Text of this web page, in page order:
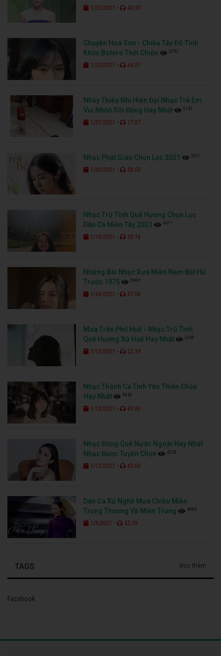
1/23/2021 - 40:00
Chuyện Hoa Sim - Chiều Tây Đô Tình
Khúc Bolero Thời Chiến
3792
1/23/2021 - 44:07
Nhảy Thiếu Nhi Hiện Đại Nhạc Trẻ Em
Vui Nhộn Sôi Động Hay Nhất
5147
1/21/2021 - 17:07
Nhạc Phật Giáo Chọn Lọc 2021 3951
1/20/2021 - 50:03
Nhạc Trữ Tình Quê Hương Chọn Lọc
Dân Ca Miền Tây 2021
4411
1/18/2021 - 50:16
Những Bài Nhạc Xưa Miền Nam Bất Hủ
Trước 1975
3984
1/16/2021 - 57:08
Mưa Trên Phố Huế - Nhạc Trữ Tình
Quê Hương Xứ Huế Hay Nhất
3298
1/15/2021 - 52:39
Nhạc Thánh Ca Tình Yêu Thiên Chúa
Hay Nhất
3840
1/13/2021 - 40:00
Nhạc Đồng Quê Nước Ngoài Hay Nhất
Nhạc Được Tuyển Chọn
4238
1/12/2021 - 43:00
Dân Ca Xứ Nghệ Mưa Chiều Miền
Trung Thương Về Miền Trung
4984
1/9/2021 - 52:39
TAGS Đọc thêm
Facebook